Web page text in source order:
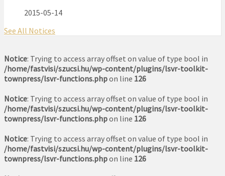
2015-05-14
See All Notices
Notice: Trying to access array offset on value of type bool in
/home/fastvisi/szucsi.hu/wp-content/plugins/lsvr-toolkit-
townpress/lsvr-functions.phpon line 126
Notice: Trying to access array offset on value of type bool in
/home/fastvisi/szucsi.hu/wp-content/plugins/lsvr-toolkit-
townpress/lsvr-functions.phpon line 126
Notice: Trying to access array offset on value of type bool in
/home/fastvisi/szucsi.hu/wp-content/plugins/lsvr-toolkit-
townpress/lsvr-functions.phpon line 126